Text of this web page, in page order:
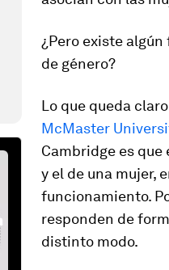
¿Pero existe
de género?
Lo que queda
McMaster
Cambridge es
y el de una mujer,
funcionamiento.
responden de
distinto modo.